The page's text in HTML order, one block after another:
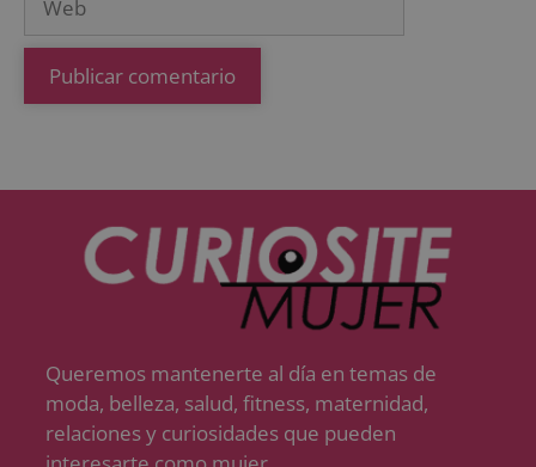
Queremos mantenerte al día en temas de
moda, belleza, salud, fitness, maternidad,
relaciones y curiosidades que pueden